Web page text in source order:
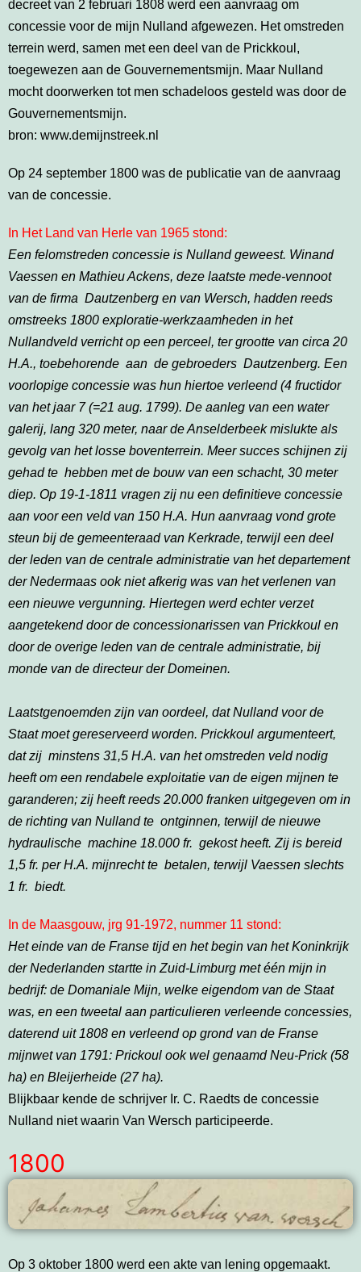
decreet van 2 februari 1808 werd een aanvraag om
concessie voor de mijn Nulland afgewezen. Het omstreden
terrein werd, samen met een deel van de Prickkoul,
toegewezen aan de Gouvernementsmijn. Maar Nulland
mocht doorwerken tot men schadeloos gesteld was door de
Gouvernementsmijn.
bron: www.demijnstreek.nl
Op 24 september 1800 was de publicatie van de aanvraag
van de concessie.
In Het Land van Herle van 1965 stond:
Een felomstreden concessie is Nulland geweest. Winand
Vaessen en Mathieu Ackens, deze laatste mede-vennoot
van de firma Dautzenberg en van Wersch, hadden reeds
omstreeks 1800 exploratie-werkzaamheden in het
Nullandveld verricht op een perceel, ter grootte van circa 20
H.A., toebehorende aan de gebroeders Dautzenberg. Een
voorlopige concessie was hun hiertoe verleend (4 fructidor
van het jaar 7 (=21 aug. 1799). De aanleg van een water
galerij, lang 320 meter, naar de Anselderbeek mislukte als
gevolg van het losse boventerrein. Meer succes schijnen zij
gehad te hebben met de bouw van een schacht, 30 meter
diep. Op 19-1-1811 vragen zij nu een definitieve concessie
aan voor een veld van 150 H.A. Hun aanvraag vond grote
steun bij de gemeenteraad van Kerkrade, terwijl een deel
der leden van de centrale administratie van het departement
der Nedermaas ook niet afkerig was van het verlenen van
een nieuwe vergunning. Hiertegen werd echter verzet
aangetekend door de concessionarissen van Prickkoul en
door de overige leden van de centrale administratie, bij
monde van de directeur der Domeinen.
Laatstgenoemden zijn van oordeel, dat Nulland voor de
Staat moet gereserveerd worden. Prickkoul argumenteert,
dat zij minstens 31,5 H.A. van het omstreden veld nodig
heeft om een rendabele exploitatie van de eigen mijnen te
garanderen; zij heeft reeds 20.000 franken uitgegeven om in
de richting van Nulland te ontginnen, terwijl de nieuwe
hydraulische machine 18.000 fr. gekost heeft. Zij is bereid
1,5 fr. per H.A. mijnrecht te betalen, terwijl Vaessen slechts
1 fr. biedt.
In de Maasgouw, jrg 91-1972, nummer 11 stond:
Het einde van de Franse tijd en het begin van het Koninkrijk
der Nederlanden startte in Zuid-Limburg met één mijn in
bedrijf: de Domaniale Mijn, welke eigendom van de Staat
was, en een tweetal aan particulieren verleende concessies,
daterend uit 1808 en verleend op grond van de Franse
mijnwet van 1791: Prickoul ook wel genaamd Neu-Prick (58
ha) en Bleijerheide (27 ha).
Blijkbaar kende de schrijver Ir. C. Raedts de concessie
Nulland niet waarin Van Wersch participeerde.
1800
Op 3 oktober 1800 werd een akte van lening opgemaakt.